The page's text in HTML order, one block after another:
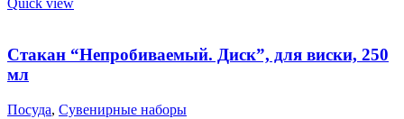
Quick view
Стакан “Непробиваемый. Диск”, для виски, 250
мл
Посуда, Сувенирные наборы